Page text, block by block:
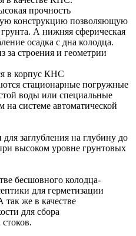
прочность
конструкцию позволяющую
А нижняя сферическая
осадка с дна колодца.
строения и геометрии
в корпус КНС
стационарные погружные
воды или специальные
системе автоматической
заглубления на глубину до
высоком уровне грунтовых
бесшовного колодца-
для герметизации
же в качестве
для сбора